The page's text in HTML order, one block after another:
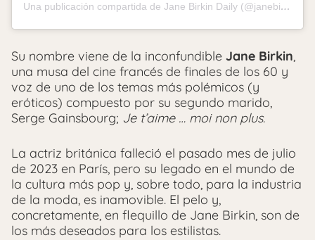
Una publicación compartida de Jane Birkin Daily (@janebirkindaily)
Su nombre viene de la inconfundible Jane Birkin,
una musa del cine francés de finales de los 60 y
voz de uno de los temas más polémicos (y
eróticos) compuesto por su segundo marido,
Serge Gainsbourg; Je t’aime … moi non plus.
La actriz británica falleció el pasado mes de julio
de 2023 en París, pero su legado en el mundo de
la cultura más pop y, sobre todo, para la industria
de la moda, es inamovible. El pelo y,
concretamente, en flequillo de Jane Birkin, son de
los más deseados para los estilistas.